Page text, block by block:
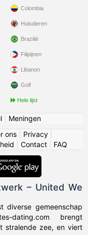
Colombia
Huisdieren
Brazilië
Filipijnen
Libanon
Golf
Hele lijst
| Meningen
ons Privacy
Contact FAQ
– United We
diverse gemeenschap
dating.com brengt
stralende zee, en viert